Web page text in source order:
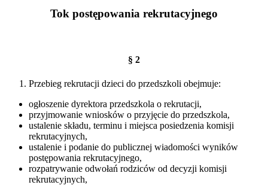
Tok postępowania rekrutacyjnego
§ 2
Przebieg rekrutacji dzieci do przedszkoli obejmuje:
ogłoszenie dyrektora przedszkola o rekrutacji,
przyjmowanie wniosków o przyjęcie do przedszkola,
ustalenie składu, terminu i miejsca posiedzenia komisji
rekrutacyjnych,
ustalenie i podanie do publicznej wiadomości wyników
postępowania rekrutacyjnego,
rozpatrywanie odwołań rodziców od decyzji komisji
rekrutacyjnych,